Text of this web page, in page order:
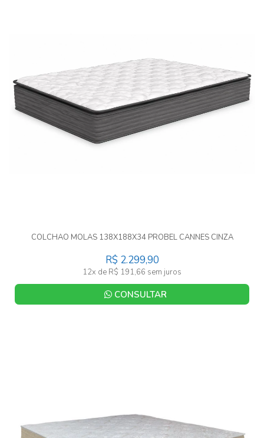
COLCHAO MOLAS 138X188X34 PROBEL CANNES CINZA
R$ 2.299,90
12x de R$ 191,66 sem juros
CONSULTAR